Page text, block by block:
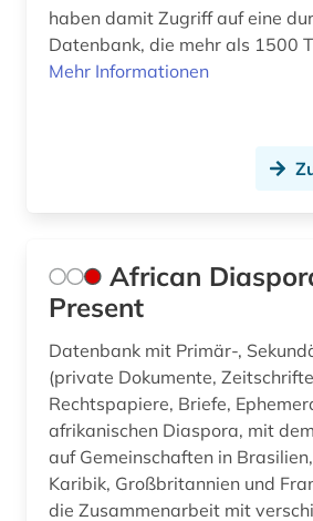
edition (1)
elamisch (1)
elektronisches buch (15)
england (1)
englisch (2)
haben damit Zugriff auf eine
Datenbank, die mehr als 1500
Mehr Informationen
African
Present
Datenbank mit Primär-,
(private Dokumente,
Rechtspapiere, Briefe,
afrikanischen Diaspora, mit
auf Gemeinschaften in
Karibik, Großbritannien und
die Zusammenarbeit mit